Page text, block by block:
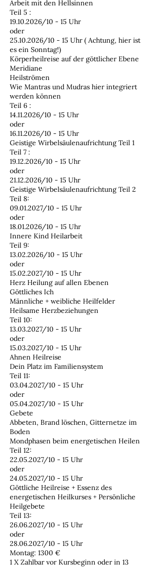
Arbeit mit den Hellsinnen
Teil 5 :
19.10.2026/10 - 15 Uhr
oder
25.10.2026/10 - 15 Uhr ( Achtung, hier ist
es ein Sonntag!)
Körperheilreise auf der göttlicher Ebene
Meridiane
Heilströmen
Wie Mantras und Mudras hier integriert
werden können
Teil 6 :
14.11.2026/10 - 15 Uhr
oder
16.11.2026/10 - 15 Uhr
Geistige Wirbelsäulenaufrichtung Teil 1
Teil 7 :
19.12.2026/10 - 15 Uhr
oder
21.12.2026/10 - 15 Uhr
Geistige Wirbelsäulenaufrichtung Teil 2
Teil 8:
09.01.2027/10 - 15 Uhr
oder
18.01.2026/10 - 15 Uhr
Innere Kind Heilarbeit
Teil 9:
13.02.2026/10 - 15 Uhr
oder
15.02.2027/10 - 15 Uhr
Herz Heilung auf allen Ebenen
Göttliches Ich
Männliche + weibliche Heilfelder
Heilsame Herzbeziehungen
Teil 10:
13.03.2027/10 - 15 Uhr
oder
15.03.2027/10 - 15 Uhr
Ahnen Heilreise
Dein Platz im Familiensystem
Teil 11:
03.04.2027/10 - 15 Uhr
oder
05.04.2027/10 - 15 Uhr
Gebete
Abbeten, Brand löschen, Gitternetze im
Boden
Mondphasen beim energetischen Heilen
Teil 12:
22.05.2027/10 - 15 Uhr
oder
24.05.2027/10 - 15 Uhr
Göttliche Heilreise + Essenz des
energetischen Heilkurses + Persönliche
Heilgebete
Teil 13:
26.06.2027/10 - 15 Uhr
oder
28.06.2027/10 - 15 Uhr
Montag: 1300 €
1 X Zahlbar vor Kursbeginn oder in 13